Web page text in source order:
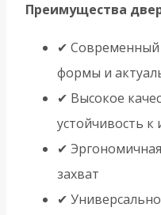
Преимущества
✔
формы и
✔ Высокое
устойчивость к
✔
захват
✔